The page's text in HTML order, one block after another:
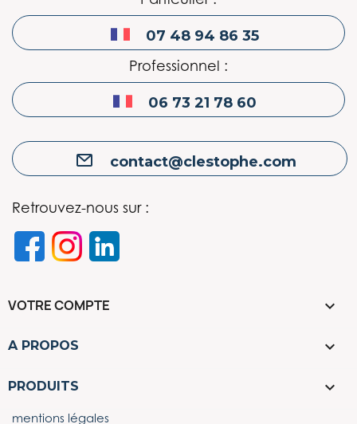
07 48 94 86 35
Professionnel :
06 73 21 78 60
contact@clestophe.com
Retrouvez-nous sur :
mentions légales
A PROPOS 
PRODUITS 
VOTRE COMPTE 